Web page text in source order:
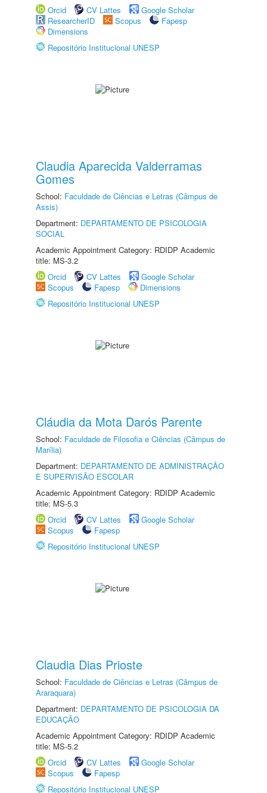
Orcid
CV Lattes
Google Scholar
ResearcherID
Scopus
Fapesp
Dimensions
Repositório Institucional UNESP
Claudia Aparecida Valderramas
Gomes
School: Faculdade de Ciências e Letras (Câmpus de
Assis)
Department: DEPARTAMENTO DE PSICOLOGIA
SOCIAL
Academic Appointment Category: RDIDP Academic
title: MS-3.2
Orcid
CV Lattes
Google Scholar
Scopus
Fapesp
Dimensions
Repositório Institucional UNESP
Cláudia da Mota Darós Parente
School: Faculdade de Filosofia e Ciências (Câmpus de
Marília)
Department: DEPARTAMENTO DE ADMINISTRAÇÃO
E SUPERVISÃO ESCOLAR
Academic Appointment Category: RDIDP Academic
title: MS-5.3
Orcid
CV Lattes
Google Scholar
Scopus
Fapesp
Repositório Institucional UNESP
Claudia Dias Prioste
School: Faculdade de Ciências e Letras (Câmpus de
Araraquara)
Department: DEPARTAMENTO DE PSICOLOGIA DA
EDUCAÇÃO
Academic Appointment Category: RDIDP Academic
title: MS-5.2
Orcid
CV Lattes
Google Scholar
Scopus
Fapesp
Repositório Institucional UNESP